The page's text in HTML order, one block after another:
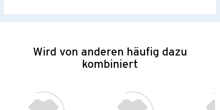
Wird von anderen häufig dazu
kombiniert